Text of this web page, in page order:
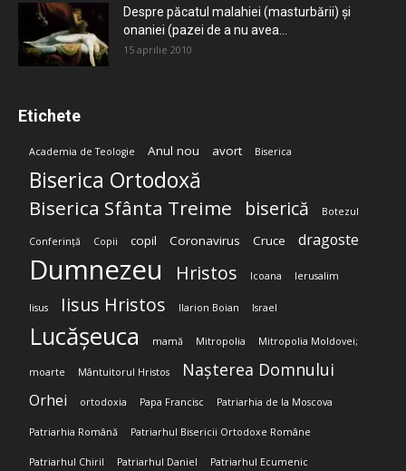
Despre păcatul malahiei (masturbării) şi
onaniei (pazei de a nu avea...
15 aprilie 2010
Etichete
Academia de Teologie Anul nou avort Biserica
Biserica Ortodoxă
Biserica Sfânta Treime biserică Botezul
Conferință Copii copil Coronavirus Cruce dragoste
Dumnezeu Hristos Icoana Ierusalim
Iisus Iisus Hristos Ilarion Boian Israel
Lucășeuca mamă Mitropolia Mitropolia Moldovei;
moarte Mântuitorul Hristos Nașterea Domnului
Orhei ortodoxia Papa Francisc Patriarhia de la Moscova
Patriarhia Română Patriarhul Bisericii Ortodoxe Române
Patriarhul Chiril Patriarhul Daniel Patriarhul Ecumenic